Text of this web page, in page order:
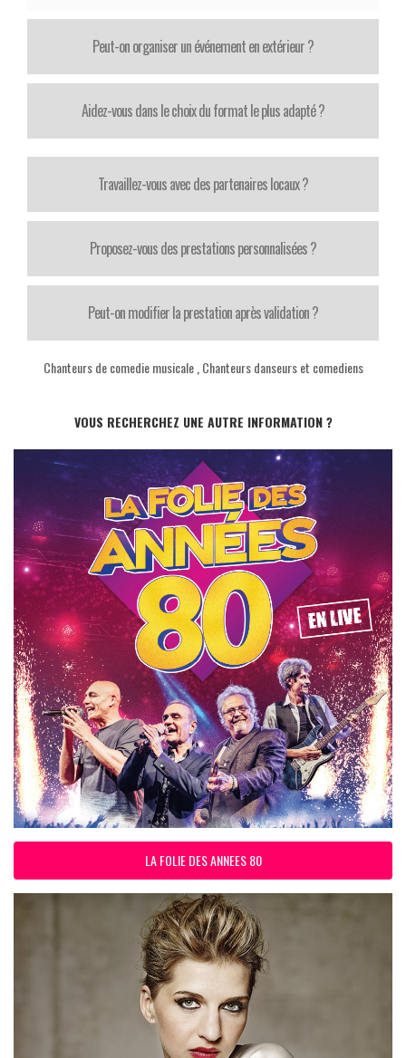
Peut-on organiser un événement en extérieur ?
Aidez-vous dans le choix du format le plus adapté ?
Travaillez-vous avec des partenaires locaux ?
Proposez-vous des prestations personnalisées ?
Peut-on modifier la prestation après validation ?
Chanteurs de comedie musicale, Chanteurs danseurs et comediens
VOUS RECHERCHEZ UNE AUTRE INFORMATION ?
LA FOLIE DES ANNEES 80